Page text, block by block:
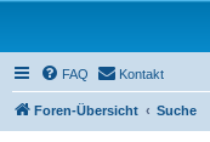
FAQ Kontakt
Foren-Übersicht Suche